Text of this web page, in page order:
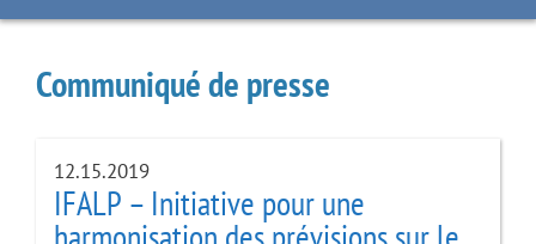
Communiqué de presse
12.15.2019
IFALP – Initiative pour une